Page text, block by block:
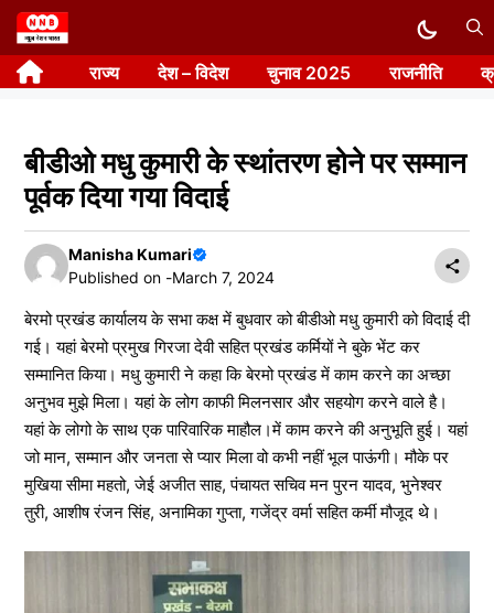
Skip
to
content राज्य देश – विदेश चुनाव 2025 राजनीति
बीडीओ मधु कुमारी के स्थांतरण होने पर सम्मान
पूर्वक दिया गया विदाई
Manisha Kumari
Published on -March 7, 2024
बेरमो प्रखंड कार्यालय के सभा कक्ष में बुधवार को बीडीओ मधु कुमारी को विदाई दी
गई। यहां बेरमो प्रमुख गिरजा देवी सहित प्रखंड कर्मियों ने बुके भेंट कर
सम्मानित किया। मधु कुमारी ने कहा कि बेरमो प्रखंड में काम करने का अच्छा
अनुभव मुझे मिला। यहां के लोग काफी मिलनसार और सहयोग करने वाले है।
यहां के लोगो के साथ एक पारिवारिक माहौल।में काम करने की अनुभूति हुई। यहां
जो मान, सम्मान और जनता से प्यार मिला वो कभी नहीं भूल पाऊंगी। मौके पर
मुखिया सीमा महतो, जेई अजीत साह, पंचायत सचिव मन पुरन यादव, भुनेश्वर
तुरी, आशीष रंजन सिंह, अनामिका गुप्ता, गजेंद्र वर्मा सहित कर्मी मौजूद थे।